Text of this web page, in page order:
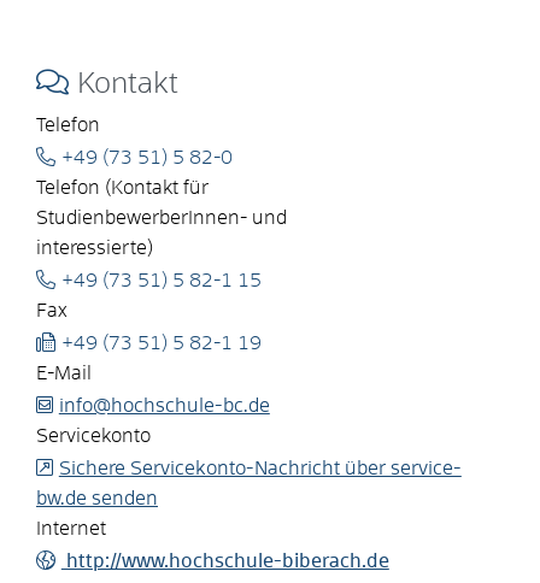
Kontakt
Telefon
+49 (73 51) 5 82-0
Telefon (Kontakt für
StudienbewerberInnen- und
interessierte)
+49 (73 51) 5 82-1 15
Fax
+49 (73 51) 5 82-1 19
E-Mail
info@hochschule-bc.de
Servicekonto
Sichere Servicekonto-Nachricht über service-
bw.de senden
Internet
http://www.hochschule-biberach.de